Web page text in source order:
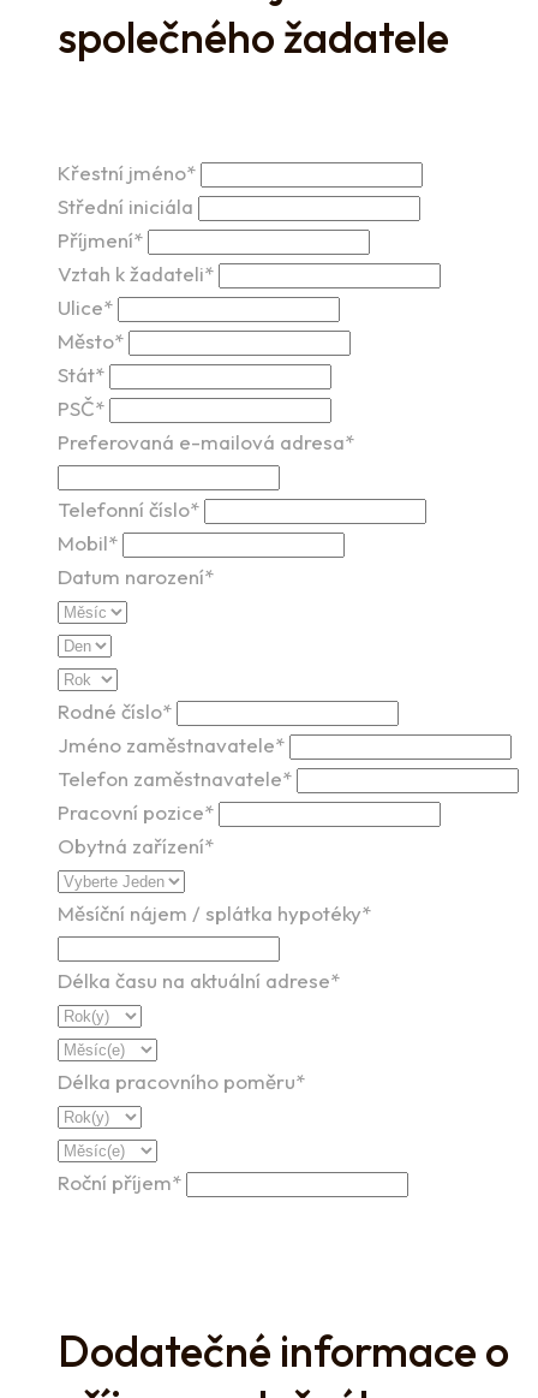
společného žadatele
Křestní jméno*
Střední iniciála
Příjmení*
Vztah k žadateli*
Ulice*
Město*
Stát*
PSČ*
Preferovaná e-mailová adresa*
Telefonní číslo*
Mobil*
Datum narození*
Rodné číslo*
Jméno zaměstnavatele*
Telefon zaměstnavatele*
Pracovní pozice*
Obytná zařízení*
Měsíční nájem / splátka hypotéky*
Délka času na aktuální adrese*
Délka pracovního poměru*
Roční příjem*
Dodatečné informace o